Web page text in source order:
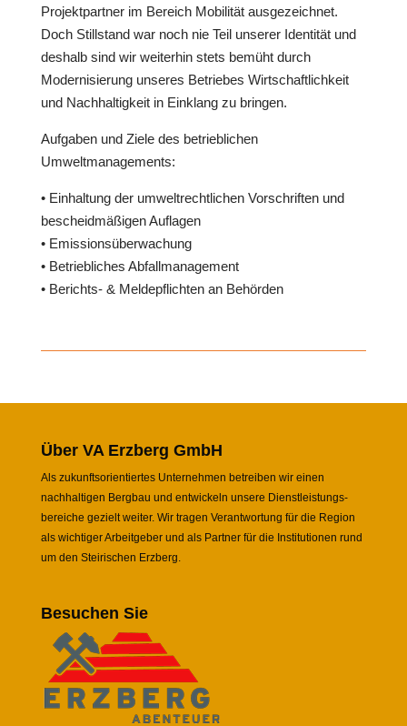
Projektpartner im Bereich Mobilität ausgezeichnet.
Doch Stillstand war noch nie Teil unserer Identität und
deshalb sind wir weiterhin stets bemüht durch
Modernisierung unseres Betriebes Wirtschaftlichkeit
und Nachhaltigkeit in Einklang zu bringen.
Aufgaben und Ziele des betrieblichen
Umweltmanagements:
• Einhaltung der umweltrechtlichen Vorschriften und
bescheidmäßigen Auflagen
• Emissionsüberwachung
• Betriebliches Abfallmanagement
• Berichts- & Meldepflichten an Behörden
Über VA Erzberg GmbH
Als zukunftsorientiertes Unternehmen betreiben wir einen
nachhaltigen Bergbau und entwickeln unsere Dienstleistungs-
bereiche gezielt weiter. Wir tragen Verantwortung für die Region
als wichtiger Arbeitgeber und als Partner für die Institutionen rund
um den Steirischen Erzberg.
Besuchen Sie